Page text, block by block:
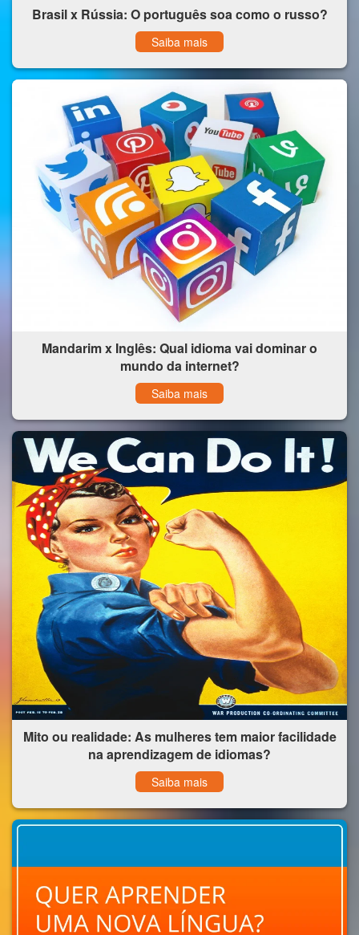
Brasil x Rússia: O português soa como o russo?
Saiba mais
Mandarim x Inglês: Qual idioma vai dominar o
mundo da internet?
Saiba mais
Mito ou realidade: As mulheres tem maior facilidade
na aprendizagem de idiomas?
Saiba mais